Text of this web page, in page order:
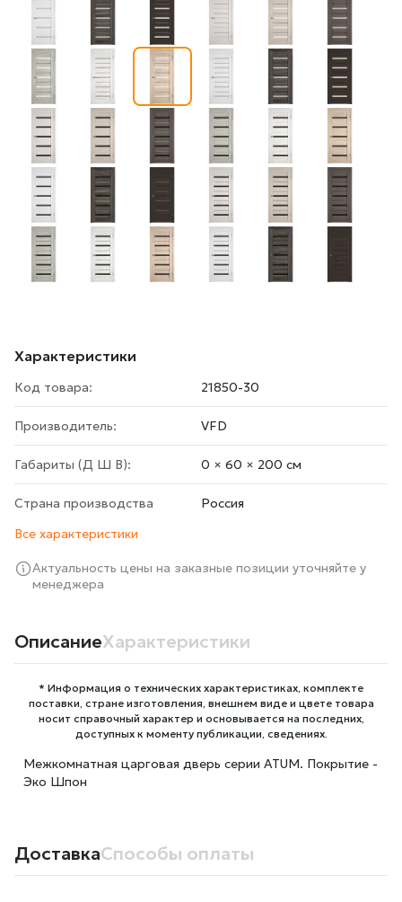
Характеристики
Код товара: 21850-30
Производитель: VFD
Габариты (Д Ш В): 0 × 60 × 200 cм
Страна производства
Росcия
Все характеристики
Актуальность цены на заказные позиции уточняйте у
менеджера
ОписаниеХарактеристики
* Информация о технических характеристиках, комплекте
поставки, стране изготовления, внешнем виде и цвете товара
носит справочный характер и основывается на последних,
доступных к моменту публикации, сведениях.
Межкомнатная царговая дверь серии ATUM. Покрытие -
Эко Шпон
ДоставкаСпособы оплаты